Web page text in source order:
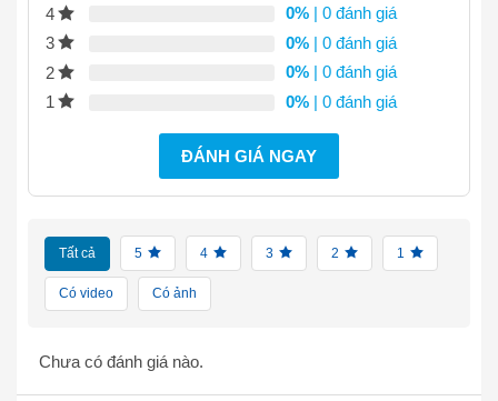
4
0% | 0 đánh giá
3
0% | 0 đánh giá
2
0% | 0 đánh giá
1
0% | 0 đánh giá
ĐÁNH GIÁ NGAY
Tất cả 5 4 3 2 1
Có video Có ảnh
Chưa có đánh giá nào.